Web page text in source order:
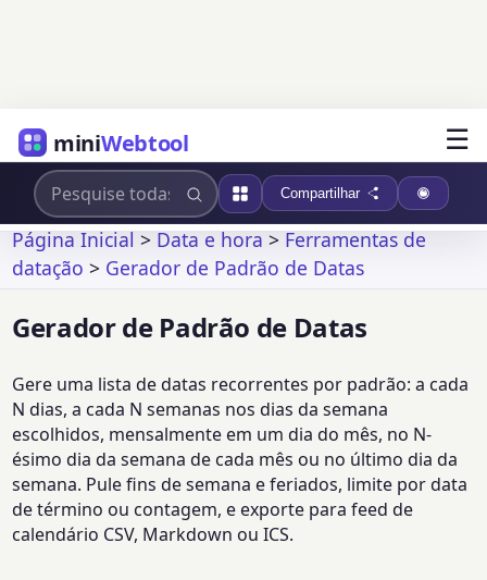
miniWebtool ☰
Compartilhar
Página Inicial>Data e hora>Ferramentas de
datação > Gerador de Padrão de Datas
Gerador de Padrão de Datas
Gere uma lista de datas recorrentes por padrão: a cada
N dias, a cada N semanas nos dias da semana
escolhidos, mensalmente em um dia do mês, no N-
ésimo dia da semana de cada mês ou no último dia da
semana. Pule fins de semana e feriados, limite por data
de término ou contagem, e exporte para feed de
calendário CSV, Markdown ou ICS.